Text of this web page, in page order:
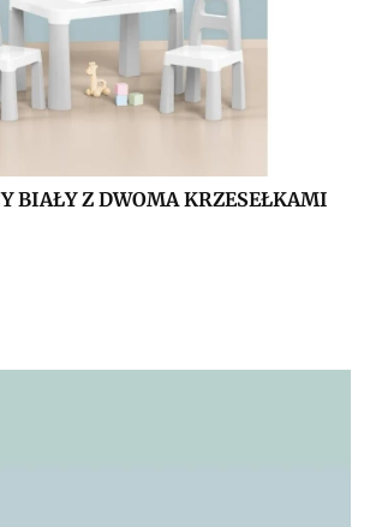
BIAŁY Z DWOMA KRZESEŁKAMI